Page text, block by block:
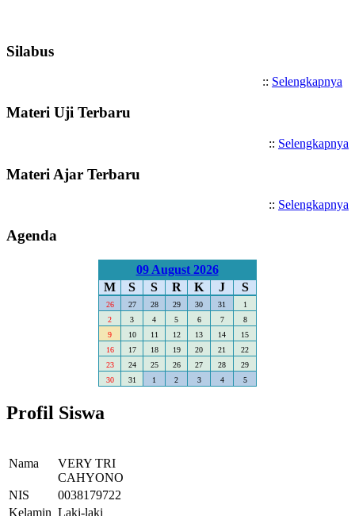
Silabus
:: Selengkapnya
Materi Uji Terbaru
:: Selengkapnya
Materi Ajar Terbaru
:: Selengkapnya
Agenda
09 August 2026
M
S S R K J S
26 27 28 29 30 31
1
2
3 4 5 6 7
8
9
10 11 12 13 14
15
16
17 18 19 20 21
22
23
24 25 26 27 28
29
30
31 1 2 3 4 5
Profil Siswa
Nama
VERY TRI
CAHYONO
NIS
0038179722
Kelamin Laki-laki